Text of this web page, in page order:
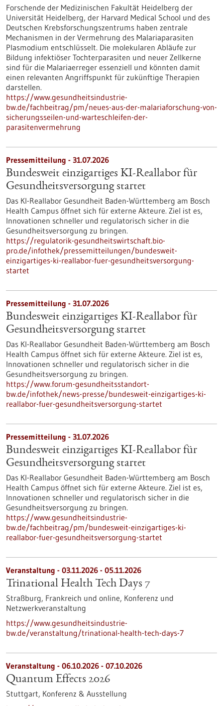
Forschende der Medizinischen Fakultät Heidelberg der
Universität Heidelberg, der Harvard Medical School und des
Deutschen Krebsforschungszentrums haben zentrale
Mechanismen in der Vermehrung des Malariaparasiten
Plasmodium entschlüsselt. Die molekularen Abläufe zur
Bildung infektiöser Tochterparasiten und neuer Zellkerne
sind für die Malariaerreger essenziell und könnten damit
einen relevanten Angriffspunkt für zukünftige Therapien
darstellen.
https://www.gesundheitsindustrie-
bw.de/fachbeitrag/pm/neues-aus-der-malariaforschung-von-
sicherungsseilen-und-warteschleifen-der-
parasitenvermehrung
Pressemitteilung - 31.07.2026
Bundesweit einzigartiges KI-Reallabor für
Gesundheits­versorgung startet
Das KI-Reallabor Gesundheit Baden-Württemberg am Bosch
Health Campus öffnet sich für externe Akteure. Ziel ist es,
Innovationen schneller und regulatorisch sicher in die
Gesundheitsversorgung zu bringen.
https://regulatorik-gesundheitswirtschaft.bio-
pro.de/infothek/pressemitteilungen/bundesweit-
einzigartiges-ki-reallabor-fuer-gesundheitsversorgung-
startet
Pressemitteilung - 31.07.2026
Bundesweit einzigartiges KI-Reallabor für
Gesundheits­versorgung startet
Das KI-Reallabor Gesundheit Baden-Württemberg am Bosch
Health Campus öffnet sich für externe Akteure. Ziel ist es,
Innovationen schneller und regulatorisch sicher in die
Gesundheitsversorgung zu bringen.
https://www.forum-gesundheitsstandort-
bw.de/infothek/news-presse/bundesweit-einzigartiges-ki-
reallabor-fuer-gesundheitsversorgung-startet
Pressemitteilung - 31.07.2026
Bundesweit einzigartiges KI-Reallabor für
Gesundheits­versorgung startet
Das KI-Reallabor Gesundheit Baden-Württemberg am Bosch
Health Campus öffnet sich für externe Akteure. Ziel ist es,
Innovationen schneller und regulatorisch sicher in die
Gesundheitsversorgung zu bringen.
https://www.gesundheitsindustrie-
bw.de/fachbeitrag/pm/bundesweit-einzigartiges-ki-
reallabor-fuer-gesundheitsversorgung-startet
Veranstaltung - 03.11.2026 - 05.11.2026
Trinational Health Tech Days 7
Straßburg, Frankreich und online, Konferenz und
Netzwerkveranstaltung
https://www.gesundheitsindustrie-
bw.de/veranstaltung/trinational-health-tech-days-7
Veranstaltung - 06.10.2026 - 07.10.2026
Quantum Effects 2026
Stuttgart, Konferenz & Ausstellung